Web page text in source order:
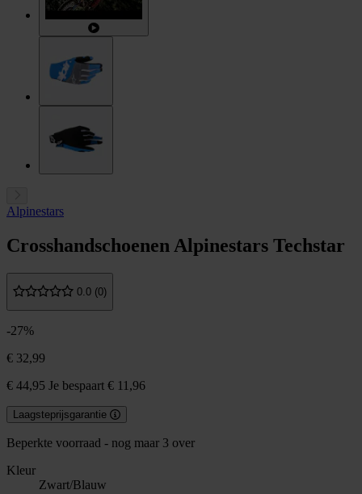
Alpinestars
Crosshandschoenen Alpinestars Techstar
0.0 (0)
-27%
€ 32,99
€ 44,95 Je bespaart € 11,96
Laagsteprijsgarantie
Beperkte voorraad - nog maar 3 over
Kleur
Zwart/Blauw